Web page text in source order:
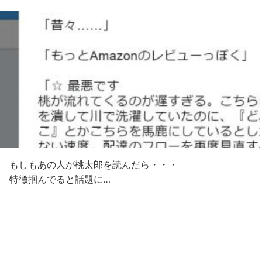
もしもあの人が桃太郎を読んだら・・・
特徴掴んでると話題に…